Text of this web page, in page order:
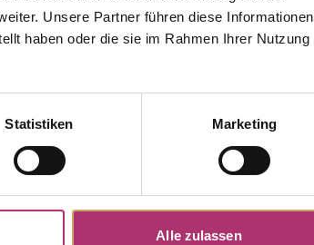
Unsere Partner führen diese Informationen
haben oder die sie im Rahmen Ihrer Nutzung
Statistiken Marketing
Alle zulassen